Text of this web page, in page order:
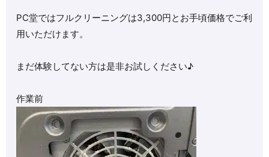
PC堂ではフルクリーニングは3,300円とお手頃価格でご利
用いただけます。
まだ体験してない方は是非お試しください♪
作業前